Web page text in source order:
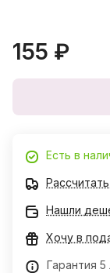
155 ₽
Есть в
Нашли
Хочу в
Гарантия 5